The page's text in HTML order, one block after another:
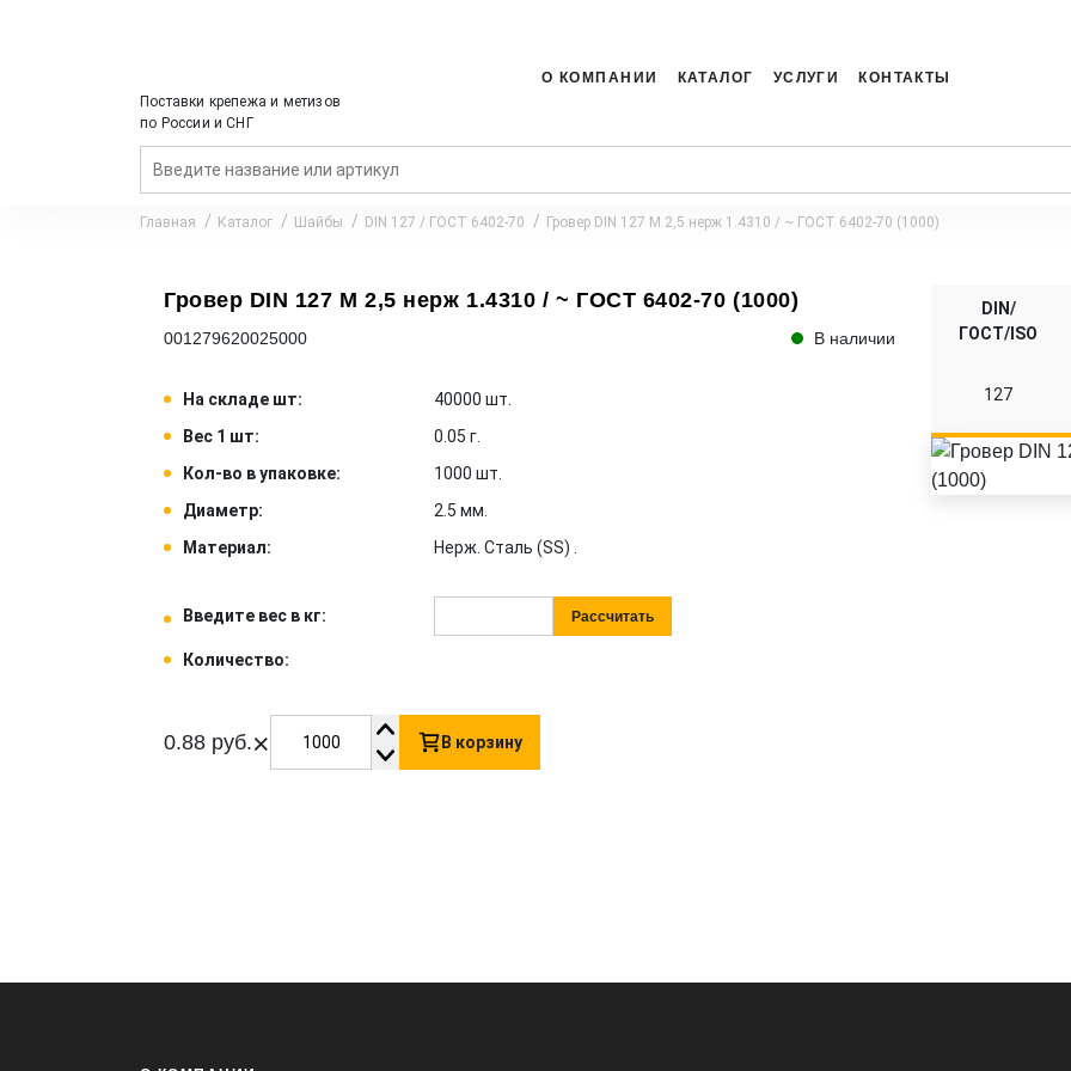
Поставки крепежа и метизов
по России и СНГ
О КОМПАНИИ КАТАЛОГ УСЛУГИ КОНТАКТЫ
Главная Каталог Шайбы DIN 127 / ГОСТ 6402-70 Гровер DIN 127 M 2,5 нерж 1.4310 / ~ ГОСТ 6402-70 (1000)
Гровер DIN 127 M 2,5 нерж 1.4310 / ~ ГОСТ 6402-70 (1000)
001279620025000 В наличии
На складе шт:
40000 шт.
Вес 1 шт:
0.05 г.
Кол-во в упаковке:
1000 шт.
Диаметр:
2.5 мм.
Материал:
Нерж. Сталь (SS) .
Введите вес в кг: Рассчитать
Количество:
0.88 руб.× В корзину
DIN/
ГОСТ/ISO
127